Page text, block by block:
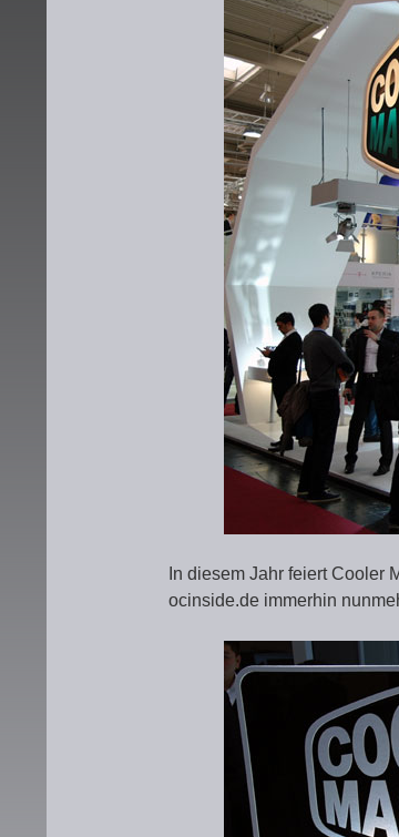
In diesem Jahr feiert Cooler
ocinside.de immerhin